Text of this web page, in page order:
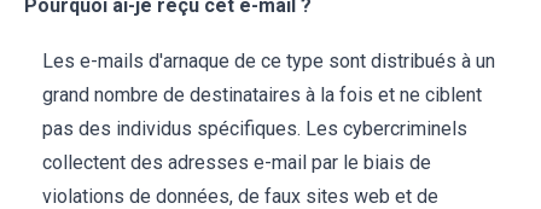
Pourquoi ai-je reçu cet e-mail ?
Les e-mails d'arnaque de ce type sont distribués à un
grand nombre de destinataires à la fois et ne ciblent
pas des individus spécifiques. Les cybercriminels
collectent des adresses e-mail par le biais de
violations de données, de faux sites web et de